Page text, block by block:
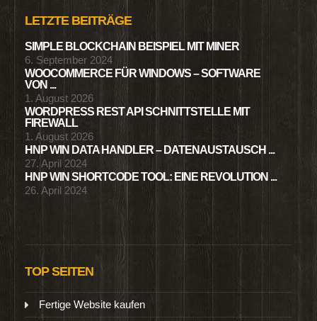
LETZTE BEITRÄGE
SIMPLE BLOCKCHAIN BEISPIEL MIT MINER
6. September 2024
WOOCOMMERCE FÜR WINDOWS – SOFTWARE
VON ...
1. August 2026
WORDPRESS REST API SCHNITTSTELLE MIT
FIREWALL
1. August 2026
HNP WIN DATA HANDLER – DATENAUSTAUSCH ...
27. April 2024
HNP WIN SHORTCODE TOOL: EINE REVOLUTION ...
26. April 2024
TOP SEITEN
Fertige Website kaufen